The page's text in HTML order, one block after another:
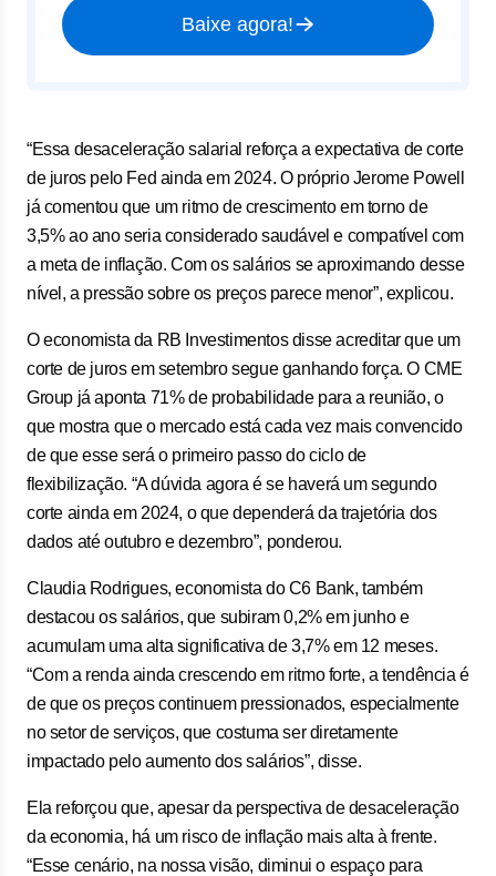
Baixe agora!
“Essa desaceleração salarial reforça a expectativa de corte
de juros pelo Fed ainda em 2024. O próprio Jerome Powell
já comentou que um ritmo de crescimento em torno de
3,5% ao ano seria considerado saudável e compatível com
a meta de inflação. Com os salários se aproximando desse
nível, a pressão sobre os preços parece menor”, explicou.
O economista da RB Investimentos disse acreditar que um
corte de juros em setembro segue ganhando força. O CME
Group já aponta 71% de probabilidade para a reunião, o
que mostra que o mercado está cada vez mais convencido
de que esse será o primeiro passo do ciclo de
flexibilização. “A dúvida agora é se haverá um segundo
corte ainda em 2024, o que dependerá da trajetória dos
dados até outubro e dezembro”, ponderou.
Claudia Rodrigues, economista do C6 Bank, também
destacou os salários, que subiram 0,2% em junho e
acumulam uma alta significativa de 3,7% em 12 meses.
“Com a renda ainda crescendo em ritmo forte, a tendência é
de que os preços continuem pressionados, especialmente
no setor de serviços, que costuma ser diretamente
impactado pelo aumento dos salários”, disse.
Ela reforçou que, apesar da perspectiva de desaceleração
da economia, há um risco de inflação mais alta à frente.
“Esse cenário, na nossa visão, diminui o espaço para